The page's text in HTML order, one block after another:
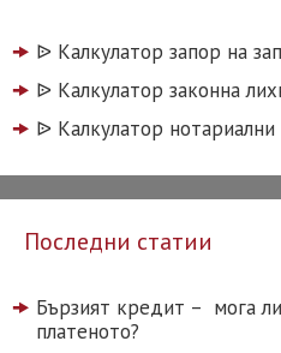
ᐉ️ Калкулатор запор на
ᐉ️ Калкулатор законна
ᐉ️ Калкулатор
Последни статии
Бързият кредит – мога
платеното?